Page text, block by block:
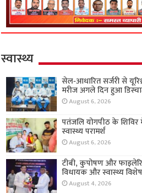
स्वास्थ्य
सेल-आधारित सर्जरी से
मरीज अगले दिन हुआ
August 6, 2026
पतंजलि योगपीठ के शिविर
स्वास्थ्य परामर्श
August 6, 2026
टीबी, कुपोषण और
विधायक और स्वास्थ्य
August 4, 2026